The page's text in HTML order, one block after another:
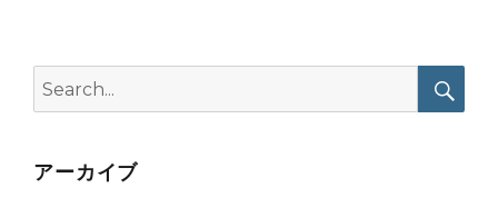
for:
アーカイブ